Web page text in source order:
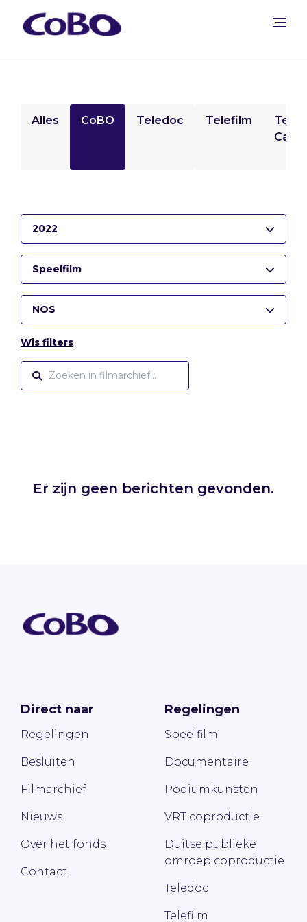
Alles CoBO Teledoc Telefilm
2022
Speelfilm
NOS
Wis filters
Er zijn geen berichten gevonden.
Direct naar
Regelingen
Besluiten
Filmarchief
Nieuws
Over het fonds
Contact
Regelingen
Speelfilm
Documentaire
Podiumkunsten
VRT coproductie
Duitse publieke
omroep coproductie
Teledoc
Telefilm